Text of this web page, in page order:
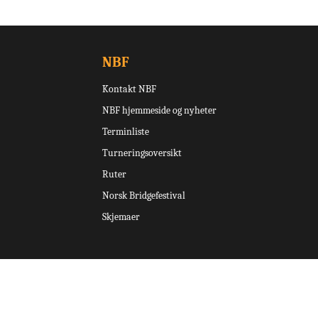
NBF
Kontakt NBF
NBF hjemmeside og nyheter
Terminliste
Turneringsoversikt
Ruter
Norsk Bridgefestival
Skjemaer